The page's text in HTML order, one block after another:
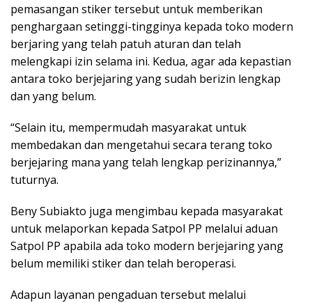
pemasangan stiker tersebut untuk memberikan
penghargaan setinggi-tingginya kepada toko modern
berjaring yang telah patuh aturan dan telah
melengkapi izin selama ini. Kedua, agar ada kepastian
antara toko berjejaring yang sudah berizin lengkap
dan yang belum.
“Selain itu, mempermudah masyarakat untuk
membedakan dan mengetahui secara terang toko
berjejaring mana yang telah lengkap perizinannya,”
tuturnya.
Beny Subiakto juga mengimbau kepada masyarakat
untuk melaporkan kepada Satpol PP melalui aduan
Satpol PP apabila ada toko modern berjejaring yang
belum memiliki stiker dan telah beroperasi.
Adapun layanan pengaduan tersebut melalui